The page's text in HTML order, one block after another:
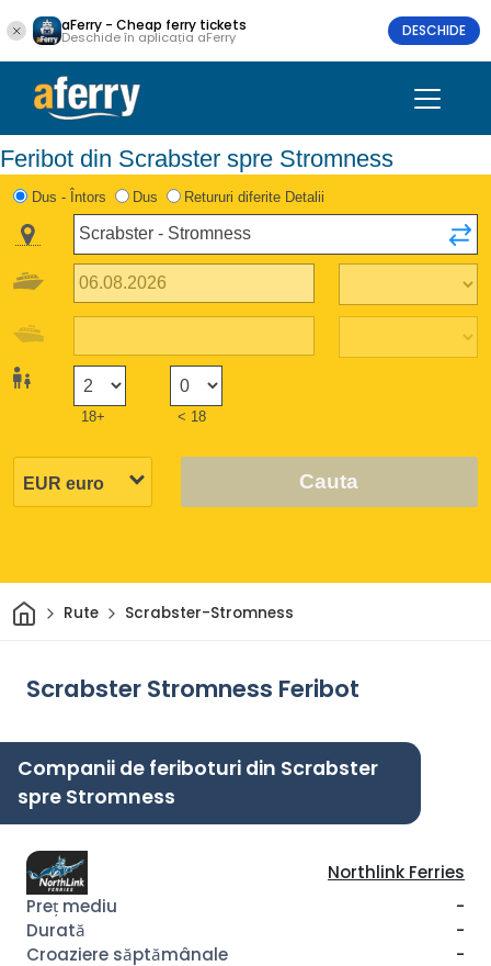
aFerry - Cheap ferry tickets
Deschide în aplicația aFerry DESCHIDE
Feribot din Scrabster spre Stromness
Dus - Întors Dus Retururi diferite Detalii
18+ < 18
Cauta
AcasăRute Scrabster-Stromness
Scrabster Stromness Feribot
Companii de feriboturi din Scrabster
spre Stromness
Northlink Ferries
-
-
-